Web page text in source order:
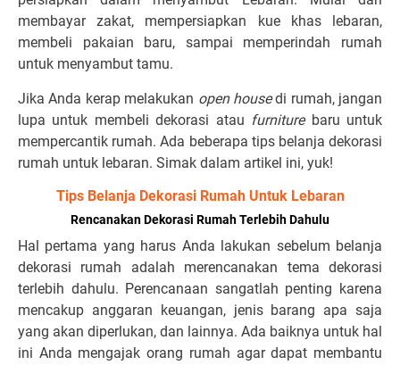
membayar zakat, mempersiapkan kue khas lebaran,
membeli pakaian baru, sampai memperindah rumah
untuk menyambut tamu.
Jika Anda kerap melakukan open housedi rumah, jangan
lupa untuk membeli dekorasi atau furniture baru untuk
mempercantik rumah. Ada beberapa tips belanja dekorasi
rumah untuk lebaran. Simak dalam artikel ini, yuk!
Tips Belanja Dekorasi Rumah Untuk Lebaran
Rencanakan Dekorasi Rumah Terlebih Dahulu
Hal pertama yang harus Anda lakukan sebelum belanja
dekorasi rumah adalah merencanakan tema dekorasi
terlebih dahulu. Perencanaan sangatlah penting karena
mencakup anggaran keuangan, jenis barang apa saja
yang akan diperlukan, dan lainnya. Ada baiknya untuk hal
ini Anda mengajak orang rumah agar dapat membantu